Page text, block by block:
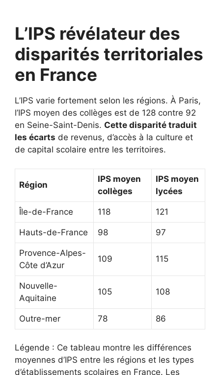
L’IPS révélateur des
disparités territoriales
en France
L’IPS varie fortement selon les régions. À Paris,
l’IPS moyen des collèges est de 128 contre 92
en Seine-Saint-Denis. Cette disparité traduit
les écarts de revenus, d’accès à la culture et
de capital scolaire entre les territoires.
Région
IPS moyen
collèges
IPS moyen
lycées
Île-de-France 118 121
Hauts-de-France 98 97
Provence-Alpes-
Côte d’Azur
109 115
Nouvelle-
Aquitaine
105 108
Outre-mer 78 86
Légende : Ce tableau montre les différences
moyennes d’IPS entre les régions et les types
d’établissements scolaires en France. Les